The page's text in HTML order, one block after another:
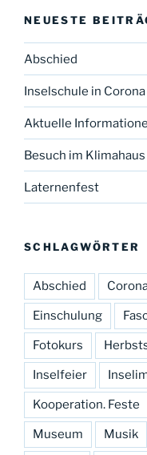
NEUESTE
Abschied
Inselschule in
Aktuelle
Besuch im
Laternenfest
SCHLAGWÖRTER
Abschied
Einschulung
Fotokurs
Inselfeier
Kooperation. Feste
Museum Musik